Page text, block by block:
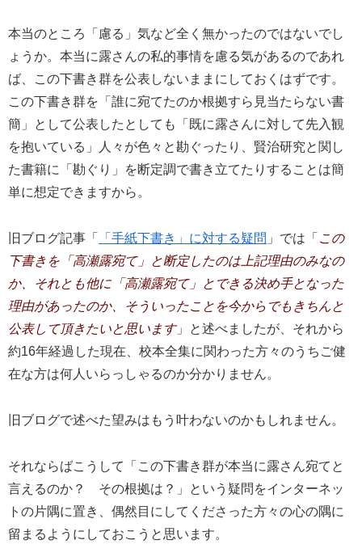
本当のところ「慮る」気など全く無かったのではないでし
ょうか。本当に露さんの私的事情を慮る気があるのであれ
ば、この下書き群を公表しないままにしておくはずです。
この下書き群を「誰に宛てたのか根拠すら見当たらない書
簡」として公表したとしても「既に露さんに対して先入観
を抱いている」人々が色々と勘ぐったり、賢治研究と関し
た書籍に「勘ぐり」を断定調で書き立てたりすることは簡
単に想定できますから。
旧ブログ記事「 「手紙下書き」に対する疑問 」では「 この
下書きを「高瀬露宛て」と断定したのは上記理由のみなの
か、それとも他に「高瀬露宛て」とできる決め手となった
理由があったのか、そういったことを今からでもきちんと
公表して頂きたいと思います」と述べましたが、それから
約16年経過した現在、校本全集に関わった方々のうちご健
在な方は何人いらっしゃるのか分かりません。
旧ブログで述べた望みはもう叶わないのかもしれません。
それならばこうして「この下書き群が本当に露さん宛てと
言えるのか？ その根拠は？」という疑問をインターネッ
トの片隅に置き、偶然目にしてくださった方々の心の隅に
留まるようにしておこうと思います。